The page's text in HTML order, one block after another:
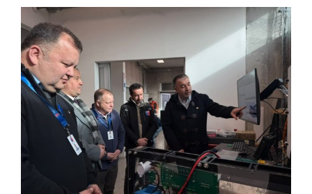
Podcast
Reportajes
Columnas
Música Clásica
Especiales
Archivo Sonoro
Ver
imagen
más
grande